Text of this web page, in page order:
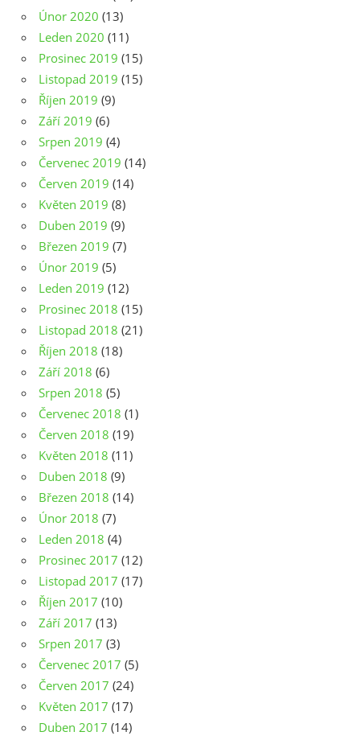
Únor 2020 (13)
Leden 2020 (11)
Prosinec 2019 (15)
Listopad 2019 (15)
Říjen 2019 (9)
Září 2019 (6)
Srpen 2019 (4)
Červenec 2019 (14)
Červen 2019 (14)
Květen 2019 (8)
Duben 2019 (9)
Březen 2019 (7)
Únor 2019 (5)
Leden 2019 (12)
Prosinec 2018 (15)
Listopad 2018 (21)
Říjen 2018 (18)
Září 2018 (6)
Srpen 2018 (5)
Červenec 2018 (1)
Červen 2018 (19)
Květen 2018 (11)
Duben 2018 (9)
Březen 2018 (14)
Únor 2018 (7)
Leden 2018 (4)
Prosinec 2017 (12)
Listopad 2017 (17)
Říjen 2017 (10)
Září 2017 (13)
Srpen 2017 (3)
Červenec 2017 (5)
Červen 2017 (24)
Květen 2017 (17)
Duben 2017 (14)